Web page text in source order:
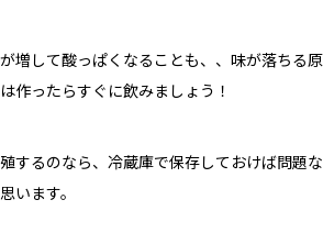
増して酸っぱくなることも、、味が落ちる原
作ったらすぐに飲みましょう！
するのなら、冷蔵庫で保存しておけば問題な
います。